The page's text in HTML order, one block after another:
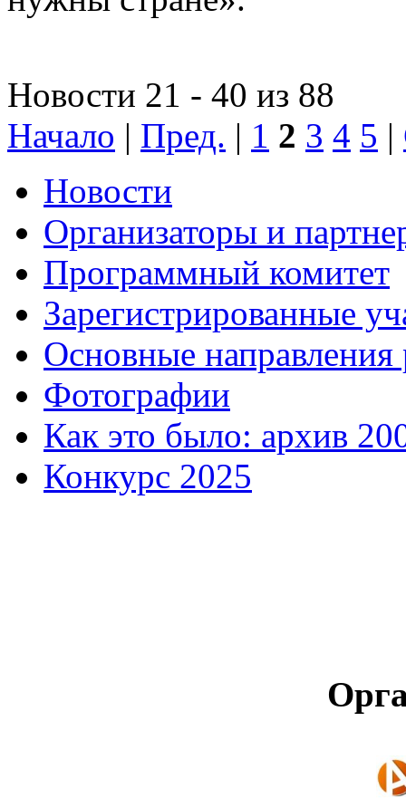
Новости 21 - 40 из 88
Начало | Пред. | 1 2 3 4 5 |
Новости
Организаторы и
Программный комитет
Зарегистрированные
Основные направления
Фотографии
Как это было: архив
Конкурс 2025